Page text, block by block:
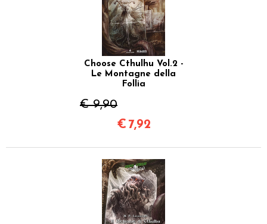
Choose Cthulhu Vol.2 -
Le Montagne della
Follia
€ 9,90
€ 7,92